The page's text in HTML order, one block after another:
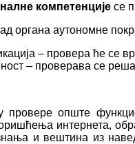
компетенције се
органа аутономне
– провера ће се
– проверава се
провере опште
интернета,
и вештина из